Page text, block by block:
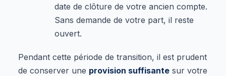
date de clôture de votre ancien compte.
Sans demande de votre part, il reste
ouvert.
Pendant cette période de transition, il est prudent
de conserver une provision suffisante sur votre